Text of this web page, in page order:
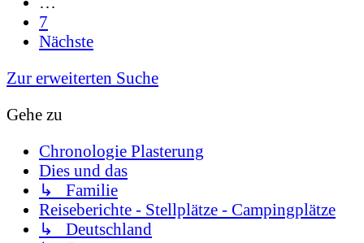
7
Nächste
Zur erweiterten Suche
Gehe zu
Chronologie Plasterung
Dies und das
↳ Familie
Reiseberichte - Stellplätze - Campingplätze
↳ Deutschland